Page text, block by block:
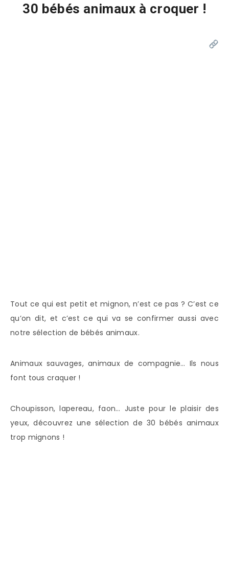
30 bébés animaux à croquer !
Tout ce qui est petit et mignon, n’est ce pas ? C’est ce
qu’on dit, et c’est ce qui va se confirmer aussi avec
notre sélection de bébés animaux.
Animaux sauvages, animaux de compagnie… Ils nous
font tous craquer !
Choupisson, lapereau, faon… Juste pour le plaisir des
yeux, découvrez une sélection de 30 bébés animaux
trop mignons !